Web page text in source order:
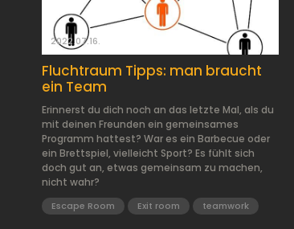
2022.07.16.
Fluchtraum Tipps: man braucht
ein Team
Erinnerst du dich noch an das letzte Mal, als du
mit deinen Freunden ein gemeinsames
Programm hattest? War es ein Barbecue oder
ein Brettspiel, vielleicht Sport? Es fühlt sich
doch gut an, etwas gemeinsam zu machen,
nicht wahr?
Escape Room Exit room teamwork